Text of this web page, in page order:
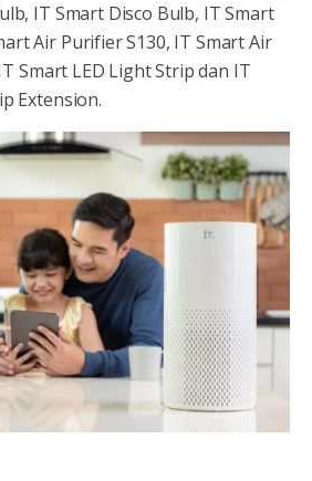
IT Smart Disco Bulb, IT Smart
Air Purifier S130, IT Smart Air
Smart LED Light Strip dan IT
Extension.